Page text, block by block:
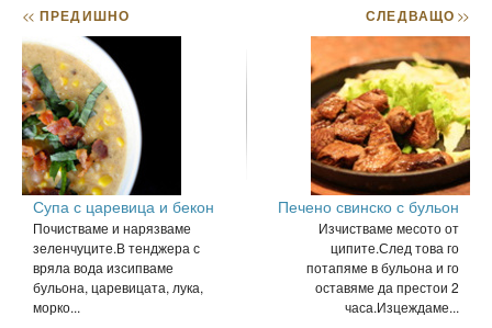
<< ПРЕДИШНО
Супа с царевица и бекон
Почистваме и нарязваме
зеленчуците.В тенджера с
вряла вода изсипваме
бульона, царевицата, лука,
морко...
СЛЕДВАЩО>>
Печено свинско с бульон
Изчистваме месото от
ципите.След това го
потапяме в бульона и го
оставяме да престои 2
часа.Изцеждаме...